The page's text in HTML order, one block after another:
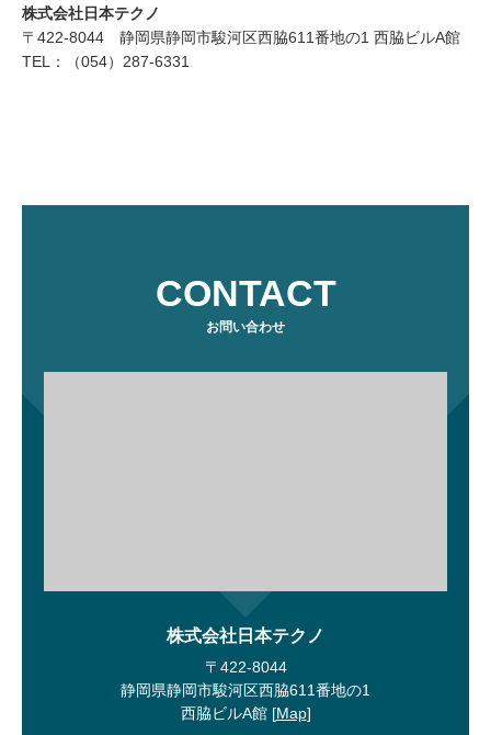
株式会社日本テクノ
〒422-8044 静岡県静岡市駿河区西脇611番地の1 西脇ビルA館
TEL：（054）287-6331
CONTACT
お問い合わせ
株式会社日本テクノ
〒422-8044
静岡県静岡市駿河区西脇611番地の1
西脇ビルA館 [Map]